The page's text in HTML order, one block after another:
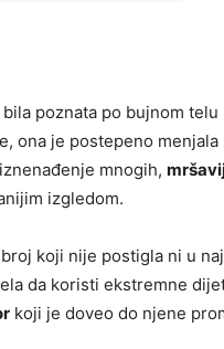
poznata po bujnom
ona je postepeno
mnogih,
izgledom.
koji nije postigla ni u
da koristi ekstremne
koji je doveo do njene